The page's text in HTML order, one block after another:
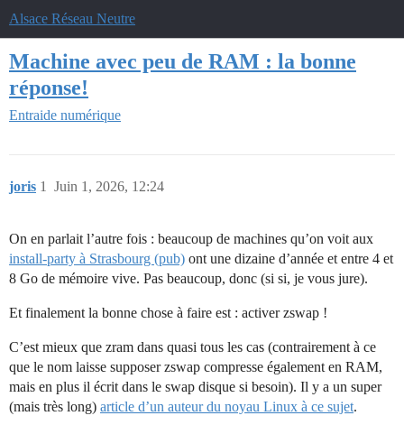
Alsace Réseau Neutre
Machine avec peu de RAM : la bonne
réponse!
Entraide numérique
joris Juin 1, 2026, 12:24
1
On en parlait l’autre fois : beaucoup de machines qu’on voit aux
install-party à Strasbourg (pub) ont une dizaine d’année et entre 4 et
8 Go de mémoire vive. Pas beaucoup, donc (si si, je vous jure).
Et finalement la bonne chose à faire est : activer zswap !
C’est mieux que zram dans quasi tous les cas (contrairement à ce
que le nom laisse supposer zswap compresse également en RAM,
mais en plus il écrit dans le swap disque si besoin). Il y a un super
(mais très long) article d’un auteur du noyau Linux à ce sujet.